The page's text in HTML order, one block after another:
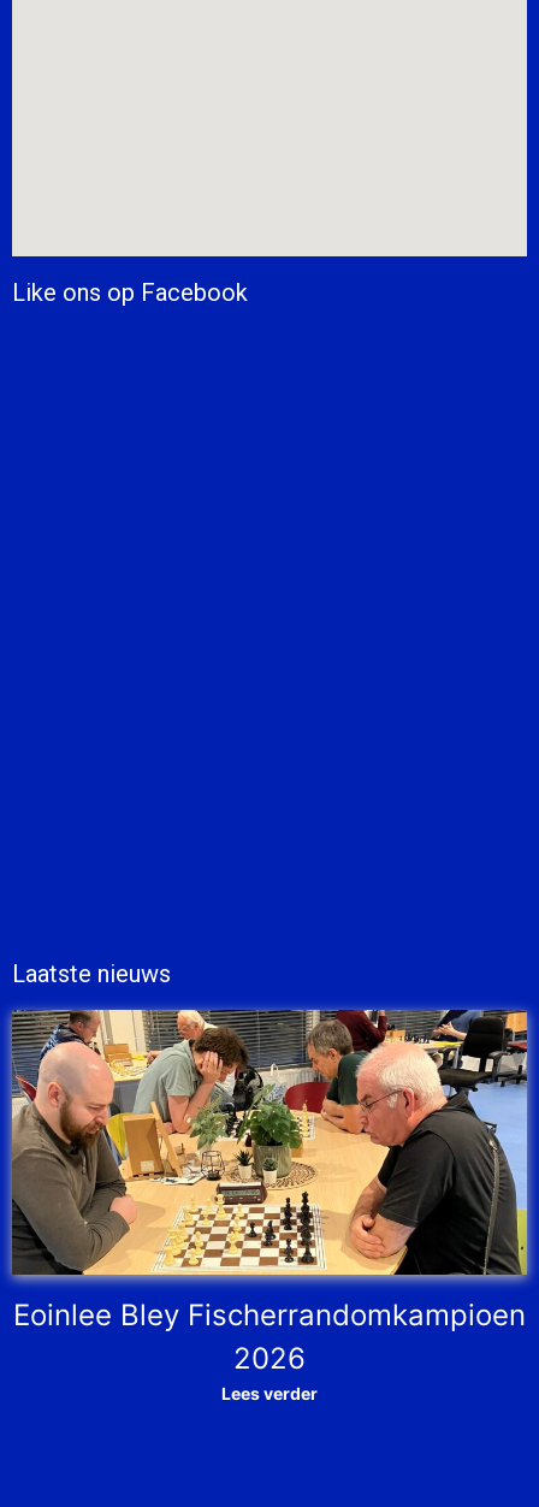
Like ons op Facebook
Laatste nieuws
Eoinlee Bley Fischerrandomkampioen
2026
Lees verder